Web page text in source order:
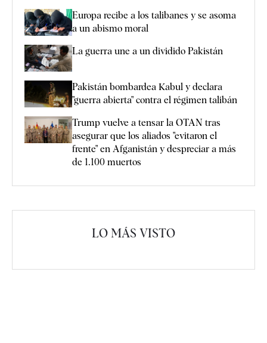
Europa recibe a los talibanes y se asoma
a un abismo moral
La guerra une a un dividido Pakistán
Pakistán bombardea Kabul y declara
"guerra abierta" contra el régimen talibán
Trump vuelve a tensar la OTAN tras
asegurar que los aliados "evitaron el
frente" en Afganistán y despreciar a más
de 1.100 muertos
LO MÁS VISTO